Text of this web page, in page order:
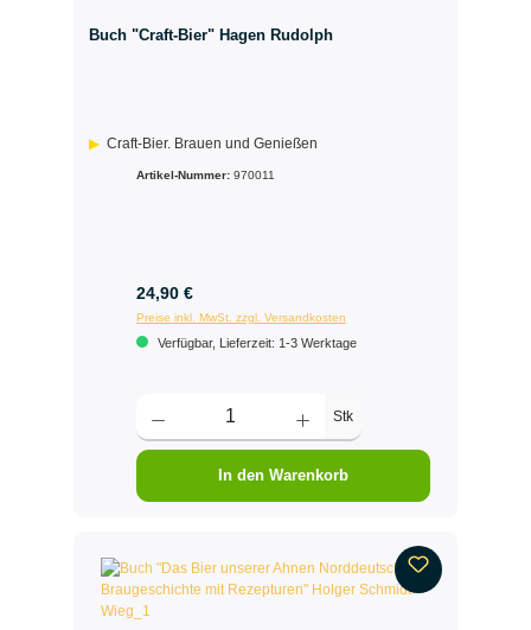
Buch "Craft-Bier" Hagen Rudolph
Craft-Bier. Brauen und Genießen
Artikel-Nummer: 970011
24,90 €
Preise inkl. MwSt. zzgl. Versandkosten
Verfügbar, Lieferzeit: 1-3 Werktage
Stk
In den Warenkorb